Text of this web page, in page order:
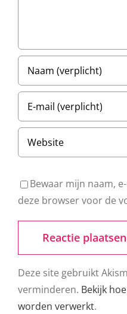
Bewaar mijn naam,
deze browser voor de
Deze site gebruikt
verminderen. Bekijk
worden verwerkt.